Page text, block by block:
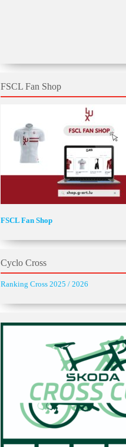
FSCL Fan Shop
FSCL Fan Shop
Cyclo Cross
Ranking Cross 2025 / 2026